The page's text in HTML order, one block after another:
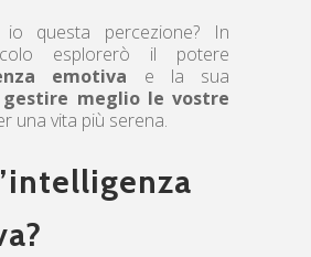
questa percezione? In
esplorerò il potere
emotiva e la sua
gestire meglio le vostre
una vita più serena.